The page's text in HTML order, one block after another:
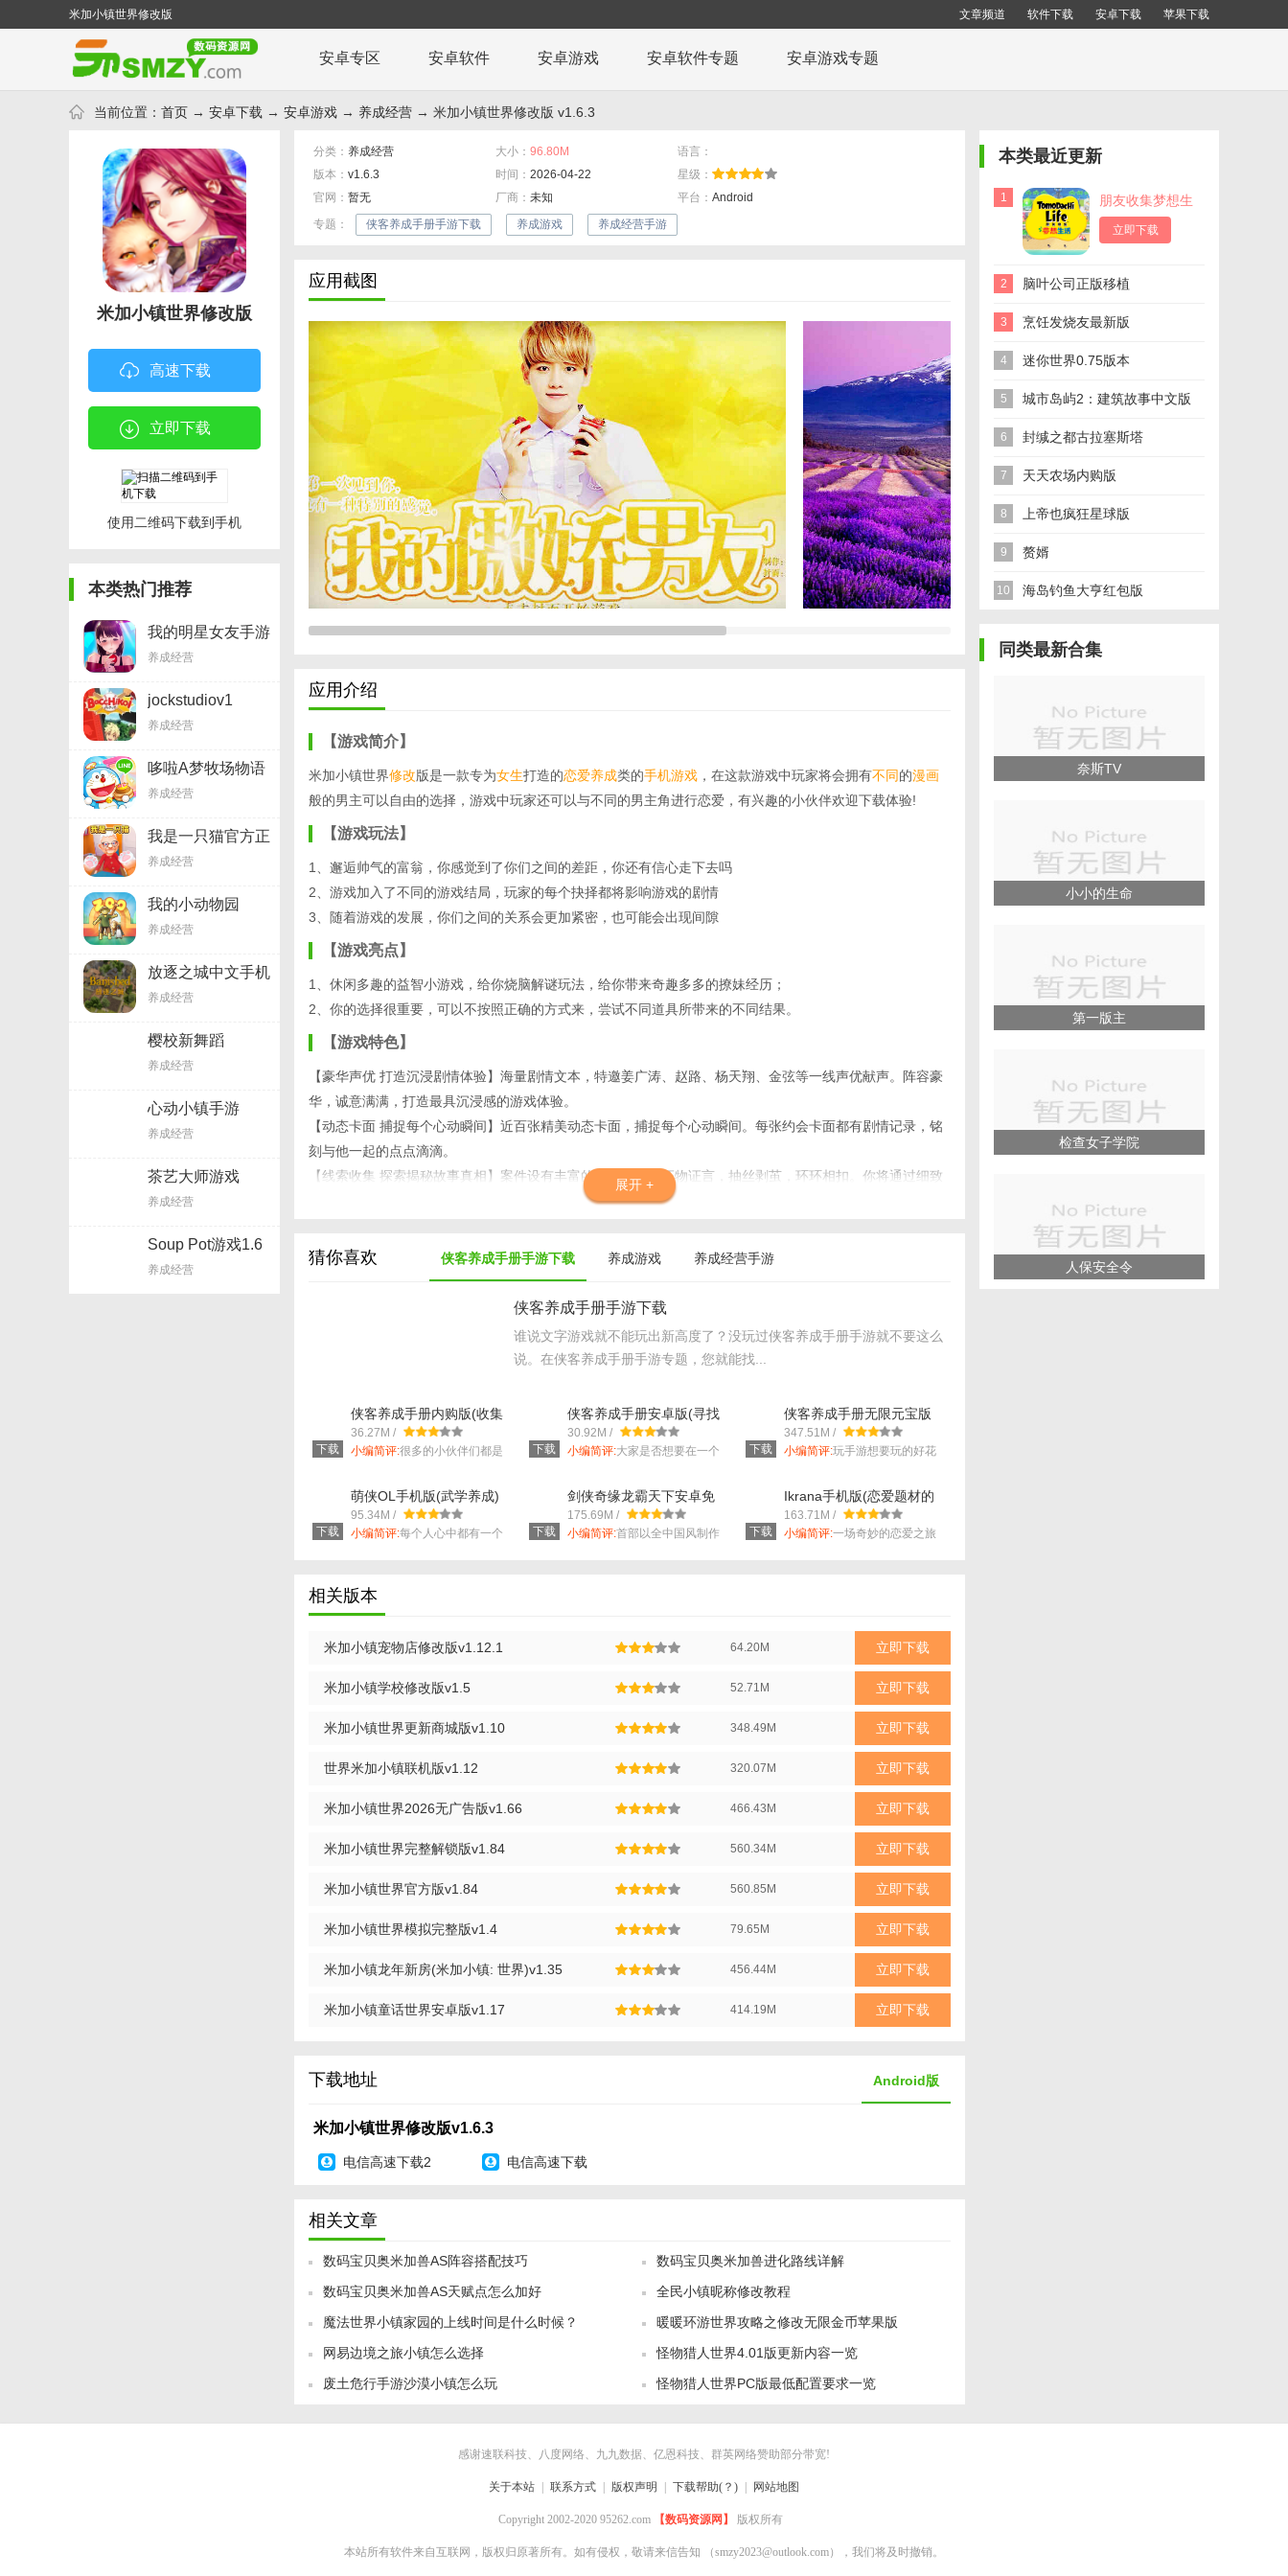
米加小镇世界修改版 文章频道 软件下载 安卓下载 苹果下载
安卓专区 安卓软件 安卓游戏 安卓软件专题 安卓游戏专题
当前位置： 首页 → 安卓下载 → 安卓游戏 → 养成经营 → 米加小镇世界修改版 v1.6.3
米加小镇世界修改版
高速下载
立即下载
使用二维码下载到手机
本类热门推荐
我的明星女友手游
v2.3.7
养成经营
jockstudiov1
养成经营
哆啦A梦牧场物语
v1.3.1
养成经营
我是一只猫官方正
版v2.3
养成经营
我的小动物园
v0.6.1.8
养成经营
放逐之城中文手机
版6.9
养成经营
樱校新舞蹈
v1.45.55
养成经营
心动小镇手游
v6.11.34
养成经营
茶艺大师游戏
v1.4.1
养成经营
Soup Pot游戏1.6
养成经营
分类： 养成经营 大小： 96.80M
语言：
版本： v1.6.3 时间： 2026-04-22
星级：
官网： 暂无 厂商： 未知 平台： Android
专题：
侠客养成手册手游下载 养成游戏 养成经营手游
应用截图
应用介绍
【游戏简介】
米加小镇世界修改版是一款专为女生打造的恋爱养成类的手机游戏 ，在这款游戏中玩家将会拥有不同的漫画
般的男主可以自由的选择，游戏中玩家还可以与不同的男主角进行恋爱，有兴趣的小伙伴欢迎下载体验!
【游戏玩法】
1、邂逅帅气的富翁，你感觉到了你们之间的差距，你还有信心走下去吗
2、游戏加入了不同的游戏结局，玩家的每个抉择都将影响游戏的剧情
3、随着游戏的发展，你们之间的关系会更加紧密，也可能会出现间隙
【游戏亮点】
1、休闲多趣的益智小游戏，给你烧脑解谜玩法，给你带来奇趣多多的撩妹经历；
2、你的选择很重要，可以不按照正确的方式来，尝试不同道具所带来的不同结果。
【游戏特色】
【豪华声优 打造沉浸剧情体验】海量剧情文本，特邀姜广涛、赵路、杨天翔、金弦等一线声优献声。阵容豪
华，诚意满满，打造最具沉浸感的游戏体验。
【动态卡面 捕捉每个心动瞬间】近百张精美动态卡面，捕捉每个心动瞬间。每张约会卡面都有剧情记录，铭
刻与他一起的点点滴滴。
【线索收集 探索揭秘故事真相】案件设有丰富的调查场景与证物证言，抽丝剥茧，环环相扣。你将通过细致
界。你还可以通过不同的选项，达成多种故事结局。
1.一款真实模拟与女孩约会的恋爱养成游戏，场景设定极为逼真形象。
2.丰富多样的主题场景，不同主题让玩家感受不同的观感以及对应的措辞。
4.爱情的芬芳让你愈发嫌弃身上单身狗的味道，为了爱情赴汤蹈火，在所不惜。
【游戏点评】
是一个真人拍摄电影剧情游戏,您可以通过视频来玩游戏,在这款恋爱之城真人恋爱手游安卓版中您可以自由的
选择不同的真人美女进行恋爱,多样化的对话内容拥有不同的游戏结局,如果您有兴趣的话可以试试哦!
展开 +
猜你喜欢 侠客养成手册手游下载 养成游戏 养成经营手游
侠客养成手册手游下载
谁说文字游戏就不能玩出新高度了？没玩过侠客养成手册手游就不要这么
说。在侠客养成手册手游专题，您就能找...
下载
侠客养成手册内购版(收集
百种武学) v1.7 安卓版
36.27M /
小编简评:很多的小伙伴们都是
下载
侠客养成手册安卓版(寻找
身世之谜) v1.6 最新版
30.92M /
小编简评:大家是否想要在一个
下载
侠客养成手册无限元宝版
(武侠背景) v1.8 安卓手机
版
347.51M /
小编简评:玩手游想要玩的好花
下载
萌侠OL手机版(武学养成)
v1.6 安卓版
95.34M /
小编简评:每个人心中都有一个
下载
剑侠奇缘龙霸天下安卓免
费版(绝顶的神功秘籍)
v1.8 手机版
175.69M /
小编简评:首部以全中国风制作
下载
Ikrana手机版(恋爱题材的
文字游戏) v1.8 安卓版
163.71M /
小编简评:一场奇妙的恋爱之旅
相关版本
米加小镇宠物店修改版v1.12.1 64.20M 立即下载
米加小镇学校修改版v1.5 52.71M 立即下载
米加小镇世界更新商城版v1.10 348.49M 立即下载
世界米加小镇联机版v1.12 320.07M 立即下载
米加小镇世界2026无广告版v1.66 466.43M 立即下载
米加小镇世界完整解锁版v1.84 560.34M 立即下载
米加小镇世界官方版v1.84 560.85M 立即下载
米加小镇世界模拟完整版v1.4 79.65M 立即下载
米加小镇龙年新房(米加小镇: 世界)v1.35 456.44M 立即下载
米加小镇童话世界安卓版v1.17 414.19M 立即下载
下载地址 Android版
米加小镇世界修改版v1.6.3
电信高速下载2 电信高速下载
相关文章
数码宝贝奥米加兽AS阵容搭配技巧
数码宝贝奥米加兽进化路线详解
数码宝贝奥米加兽AS天赋点怎么加好
全民小镇昵称修改教程
魔法世界小镇家园的上线时间是什么时候？
暖暖环游世界攻略之修改无限金币苹果版
网易边境之旅小镇怎么选择
怪物猎人世界4.01版更新内容一览
废土危行手游沙漠小镇怎么玩
怪物猎人世界PC版最低配置要求一览
本类最近更新
1
朋友收集梦想生
活
立即下载
2 脑叶公司正版移植
3 烹饪发烧友最新版
4 迷你世界0.75版本
5 城市岛屿2：建筑故事中文版
6 封缄之都古拉塞斯塔
7 天天农场内购版
8 上帝也疯狂星球版
9 赘婿
10 海岛钓鱼大亨红包版
同类最新合集
奈斯TV
小小的生命
第一版主
检查女子学院
人保安全令
感谢速联科技、八度网络、九九数据、亿恩科技、群英网络赞助部分带宽!
关于本站 联系方式 版权声明 下载帮助(？) 网站地图
Copyright 2002-2020 95262.com 【数码资源网】 版权所有
本站所有软件来自互联网，版权归原著所有。如有侵权，敬请来信告知 （smzy2023@outlook.com），我们将及时撤销。